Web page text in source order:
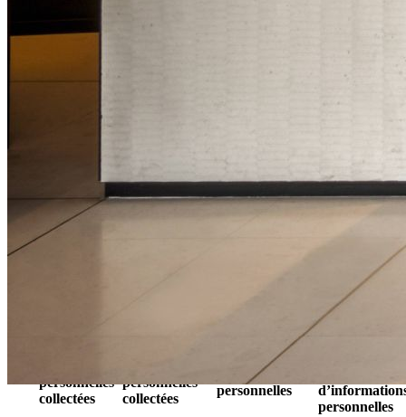
l’opérateur de notre application mobile, dans la
mesure où ledit opérateur utilise les données à ses
Nous pouvons collecter une ou plusieurs des
vous concernant lorsque vous (i) visitez nos hôtels,
(ii) utilisez notre Site Internet ou notre Application,
(iii) vous connectez au Wi-Fi éventuellement
proposé dans nos établissements (ci-après « Accès
wi-fi »), ou (iv) interagissez avec nous, y compris sur
les réseaux sociaux que nous gérons (ci-après
conjointement avec les sites Internet, l’Accès Wi-Fi
et les applications, les « Services ») et qui renvoient
personnelles
collectées
personnelles
collectées
Source des
informations
personnelles
personnelles